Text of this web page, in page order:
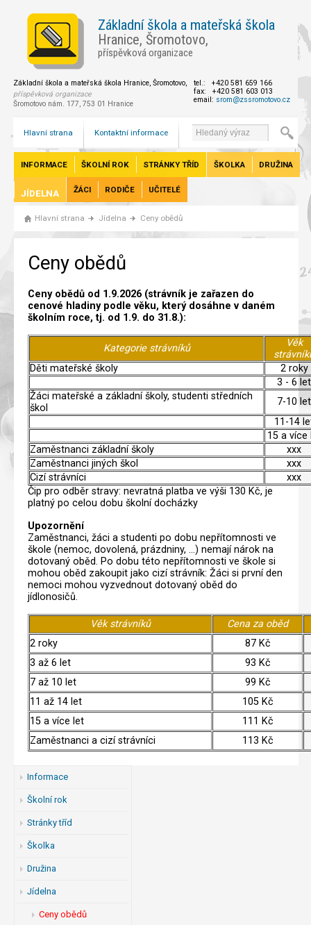
Základní škola a mateřská škola
Hranice, Šromotovo,
příspěvková organizace
Základní škola a mateřská škola Hranice, Šromotovo,
příspěvková organizace
Šromotovo nám. 177, 753 01 Hranice
tel.: +420 581 659 166
fax: +420 581 603 013
email: srom@zssromotovo.cz
Hlavní strana Kontaktní informace
INFORMACE ŠKOLNÍ ROK STRÁNKY TŘÍD ŠKOLKA DRUŽINA
JÍDELNA ŽÁCI RODIČE UČITELÉ
Hlavní strana Jídelna Ceny obědů
Ceny obědů
Ceny obědů od 1.9.2026 (strávník je zařazen do
cenové hladiny podle věku, který dosáhne v daném
školním roce, tj. od 1.9. do 31.8.):
Kategorie strávníků
Věk
Děti mateřské školy
2 roky
3 - 6 let
Žáci mateřské a základní školy, studenti středních
škol
7-10 let
11-14
15 a více
Zaměstnanci základní školy
xxx
Zaměstnanci jiných škol
xxx
Cizí strávníci
xxx
Čip pro odběr stravy: nevratná platba ve výši 130 Kč, je
platný po celou dobu školní docházky
Upozornění
Zaměstnanci, žáci a studenti po dobu nepřítomnosti ve
škole (nemoc, dovolená, prázdniny, ...) nemají nárok na
dotovaný oběd. Po dobu této nepřítomnosti ve škole si
mohou oběd zakoupit jako cizí strávník: Žáci si první den
nemoci mohou vyzvednout dotovaný oběd do
jídlonosičů.
Věk strávníků
Cena za oběd
2 roky
87 Kč
3 až 6 let
93 Kč
7 až 10 let
99 Kč
11 až 14 let
105 Kč
15 a více let
111 Kč
Zaměstnanci a cizí strávníci
113 Kč
Informace
Školní rok
Stránky tříd
Školka
Družina
Jídelna
Ceny obědů